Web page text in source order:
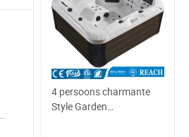
Badkuip
4 persoons charmante
Style Garden